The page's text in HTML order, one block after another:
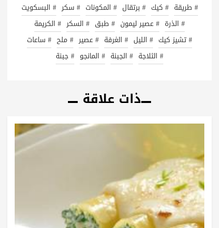
# طريقة # كيك # برتقال # المكونات # سكر # البسكويت
# الذرة # عصير ليمون # طبق # السكر # الكريمة
# تشيز كيك # الليل # الغرفة # عصير # ملح # ساعات
# الثلاجة # الجبنة # المانجو # جبنة
ذات علاقة